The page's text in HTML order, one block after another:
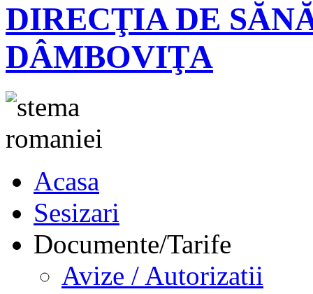
DIRECŢIA DE
DÂMBOVIŢA
Acasa
Sesizari
Documente/Tarife
Avize / Autorizatii